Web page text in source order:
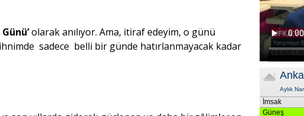
olarak anılıyor. Ama, itiraf edeyim, o günü
sadece belli bir günde hatırlanmayacak kadar